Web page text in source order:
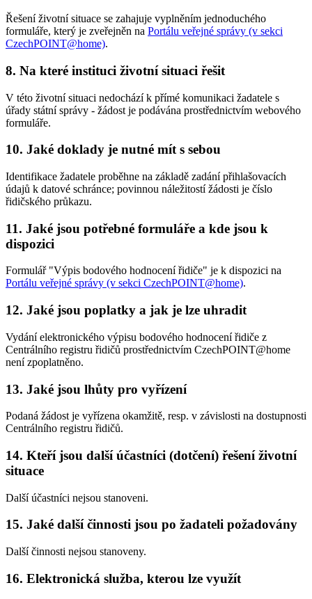
Řešení životní situace se zahajuje vyplněním jednoduchého
formuláře, který je zveřejněn na Portálu veřejné správy (v sekci
CzechPOINT@home).
8. Na které instituci životní situaci řešit
V této životní situaci nedochází k přímé komunikaci žadatele s
úřady státní správy - žádost je podávána prostřednictvím webového
formuláře.
10. Jaké doklady je nutné mít s sebou
Identifikace žadatele proběhne na základě zadání přihlašovacích
údajů k datové schránce; povinnou náležitostí žádosti je číslo
řidičského průkazu.
11. Jaké jsou potřebné formuláře a kde jsou k
dispozici
Formulář "Výpis bodového hodnocení řidiče" je k dispozici na
Portálu veřejné správy (v sekci CzechPOINT@home).
12. Jaké jsou poplatky a jak je lze uhradit
Vydání elektronického výpisu bodového hodnocení řidiče z
Centrálního registru řidičů prostřednictvím CzechPOINT@home
není zpoplatněno.
13. Jaké jsou lhůty pro vyřízení
Podaná žádost je vyřízena okamžitě, resp. v závislosti na dostupnosti
Centrálního registru řidičů.
14. Kteří jsou další účastníci (dotčení) řešení životní
situace
Další účastníci nejsou stanoveni.
15. Jaké další činnosti jsou po žadateli požadovány
Další činnosti nejsou stanoveny.
16. Elektronická služba, kterou lze využít